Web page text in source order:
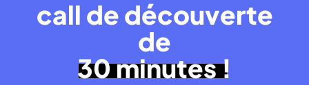
call de découverte
de
30 minutes !